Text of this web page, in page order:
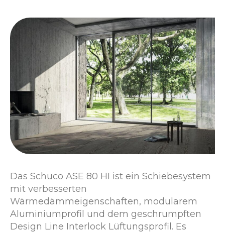
Das Schuco ASE 80 HI ist ein Schiebesystem
mit verbesserten
Wärmedämmeigenschaften, modularem
Aluminiumprofil und dem geschrumpften
Design Line Interlock Lüftungsprofil. Es